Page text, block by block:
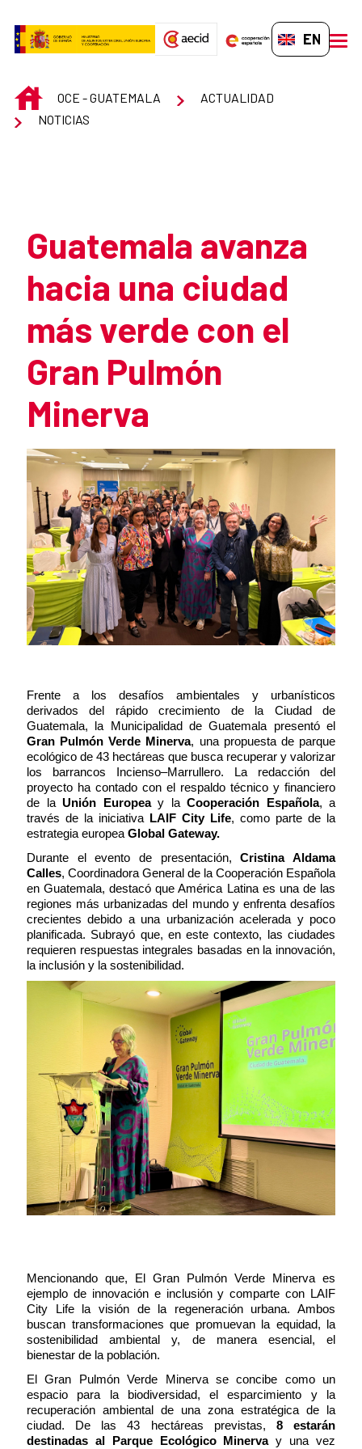
EN-GB
INICIOOCE - GUATEMALA
ACTUALIDAD
NOTICIAS
Guatemala avanza
hacia una ciudad
más verde con el
Gran Pulmón
Minerva
Summary of the news
News content
Frente a los desafíos ambientales y urbanísticos
derivados del rápido crecimiento de la Ciudad de
Guatemala, la Municipalidad de Guatemala presentó el
Gran Pulmón Verde Minerva, una propuesta de parque
ecológico de 43 hectáreas que busca recuperar y valorizar
los barrancos Incienso–Marrullero. La redacción del
proyecto ha contado con el respaldo técnico y financiero
de la Unión Europeay la Cooperación Española, a
través de la iniciativaLAIF City Life, como parte de la
estrategia europeaGlobal Gateway.
Durante el evento de presentación,Cristina Aldama
Calles, Coordinadora General de la Cooperación Española
en Guatemala, destacó que América Latina es una de las
regiones más urbanizadas del mundo y enfrenta desafíos
crecientes debido a una urbanización acelerada y poco
planificada. Subrayó que, en este contexto, las ciudades
requieren respuestas integrales basadas en la innovación,
la inclusión y la sostenibilidad.
Mencionando que, El Gran Pulmón Verde Minerva es
ejemplo de innovación e inclusión y comparte con LAIF
City Life la visión de la regeneración urbana. Ambos
buscan transformaciones que promuevan la equidad, la
sostenibilidad ambiental y, de manera esencial, el
bienestar de la población.
El Gran Pulmón Verde Minerva se concibe como un
espacio para la biodiversidad, el esparcimiento y la
recuperación ambiental de una zona estratégica de la
ciudad. De las 43 hectáreas previstas, 8 estarán
destinadas al Parque Ecológico Minervay una vez